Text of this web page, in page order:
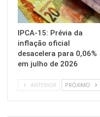
IPCA-15: Prévia da
inflação oficial
desacelera para 0,06%
em julho de 2026
ANTERIOR PRÓXIMO